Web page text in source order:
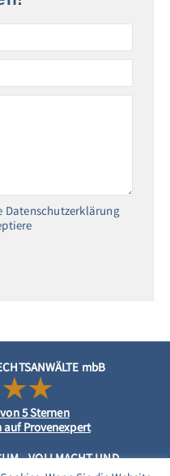
Datenschutzerklärung
mbB
5Sternen
Provenexpert
VOLLMACHT UND